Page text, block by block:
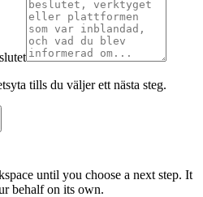
tills du väljer ett nästa steg.
until you choose a next step. It
behalf on its own.